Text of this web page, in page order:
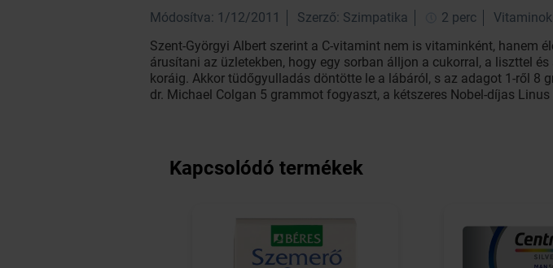
Módosítva: 1/12/2011 Szerző: Szimpatika 2 perc Vitaminok
Szent-Györgyi Albert szerint a C-vitamint nem is vitaminként, hanem
árusítani az üzletekben, hogy egy sorban álljon a cukorral, a liszttel
koráig. Akkor tüdőgyulladás döntötte le a lábáról, s az adagot 1-ről 8
dr. Michael Colgan 5 grammot fogyaszt, a kétszeres Nobel-díjas
Kapcsolódó termékek